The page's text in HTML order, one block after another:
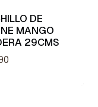
DE
MANGO
29CMS